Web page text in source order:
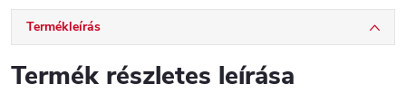
Termékleírás
Termék részletes leírása